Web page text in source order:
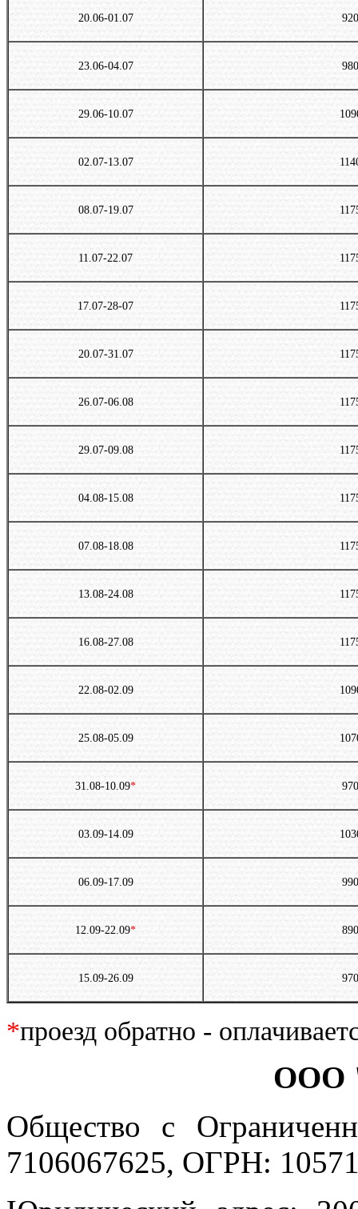
20.06-01.07
23.06-04.07
29.06-10.07
02.07-13.07
08.07-19.07
11.07-22.07
17.07-28-07
20.07-31.07
26.07-06.08
29.07-09.08
04.08-15.08
07.08-18.08
13.08-24.08
16.08-27.08
22.08-02.09
25.08-05.09
31.08-10.09*
03.09-14.09
06.09-17.09
12.09-22.09*
15.09-26.09
*проезд обратно -
ООО
Общество с
7106067625, ОГРН: